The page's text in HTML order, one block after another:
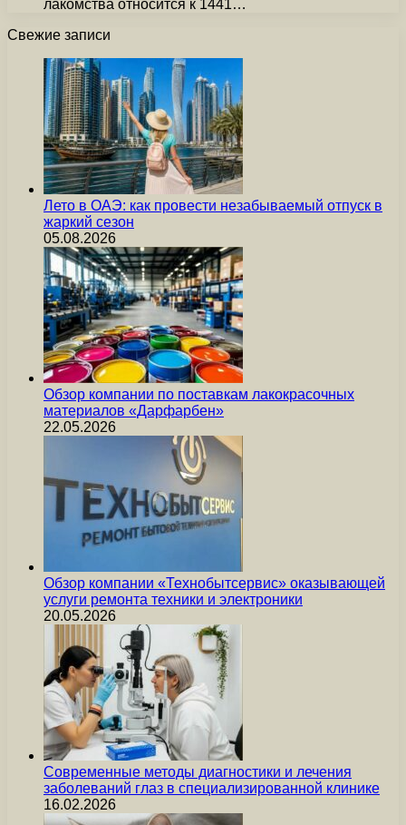
лакомства относится к 1441…
Свежие записи
Лето в ОАЭ: как провести незабываемый отпуск в
жаркий сезон
05.08.2026
Обзор компании по поставкам лакокрасочных
материалов «Дарфарбен»
22.05.2026
Обзор компании «Технобытсервис» оказывающей
услуги ремонта техники и электроники
20.05.2026
Современные методы диагностики и лечения
заболеваний глаз в специализированной клинике
16.02.2026